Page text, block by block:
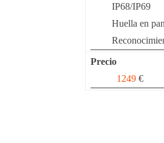
IP68/IP69
Huella en
Precio
1249€